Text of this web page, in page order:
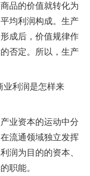
的价值就转化为
均利润构成。生产
成后，价值规律作
否定。所以，生产
利润是怎样来
资本的运动中分
流通领域独立发挥
润为目的的资本、
职能。